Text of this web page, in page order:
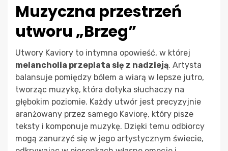
Muzyczna przestrzeń
utworu „Brzeg”
Utwory Kaviory to intymna opowieść, w której
melancholia przeplata się z nadzieją. Artysta
balansuje pomiędzy bólem a wiarą w lepsze jutro,
tworząc muzykę, która dotyka słuchaczy na
głębokim poziomie. Każdy utwór jest precyzyjnie
aranżowany przez samego Kaviorę, który pisze
teksty i komponuje muzykę. Dzięki temu odbiorcy
mogą zanurzyć się w jego artystycznym świecie,